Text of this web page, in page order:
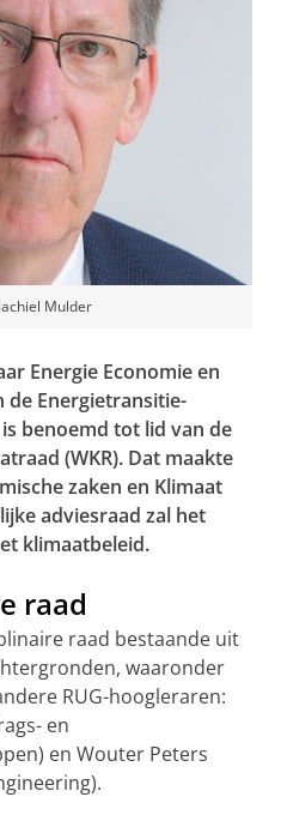
Mulder
Energie Economie en
Energietransitie-
benoemd tot lid van de
(WKR). Dat maakte
zaken en Klimaat
adviesraad zal het
klimaatbeleid.
raad
raad bestaande uit
waaronder
RUG-hoogleraren:
en
en Wouter Peters